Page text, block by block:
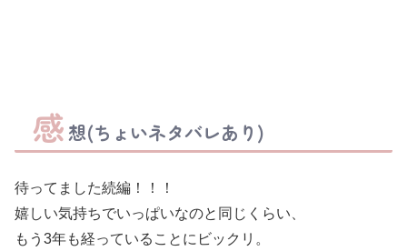
感想(ちょいネタバレあり)
待ってました続編！！！
嬉しい気持ちでいっぱいなのと同じくらい、
もう3年も経っていることにビックリ。